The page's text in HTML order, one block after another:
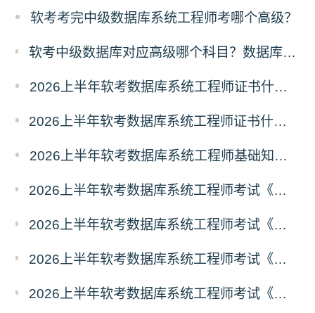
软考考完中级数据库系统工程师考哪个高级？
软考中级数据库对应高级哪个科目？数据库系统工程师对应高级报考指南
2026上半年软考数据库系统工程师证书什么时候能领取？
2026上半年软考数据库系统工程师证书什么时候发放？怎么发放？
2026上半年软考数据库系统工程师基础知识真题及答案汇总
2026上半年软考数据库系统工程师考试《基础知识》真题及答案（4）
2026上半年软考数据库系统工程师考试《基础知识》真题及答案（3）
2026上半年软考数据库系统工程师考试《基础知识》真题及答案（2）
2026上半年软考数据库系统工程师考试《基础知识》真题及答案（1）